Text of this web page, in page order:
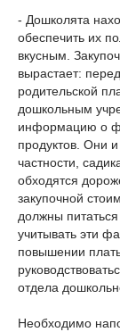
- Дошколята
обеспечить их
вкусным.
вырастает:
родительской
дошкольным
информацию о
продуктов. Они
частности,
обходятся
закупочной
должны
учитывать эти
повышении
отдела
Необходимо